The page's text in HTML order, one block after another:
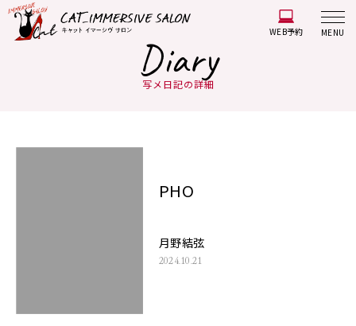
WEB予約 MENU
Diary
写メ日記の詳細
PHO
月野結弦
2024.10.21